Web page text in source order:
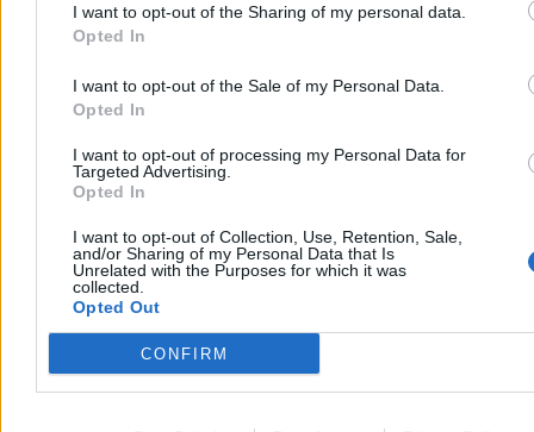
I want to opt-out of the Sharing of my personal data.
Opted In
I want to opt-out of the Sale of my Personal Data.
Opted In
I want to opt-out of processing my Personal Data for
Targeted Advertising.
Opted In
I want to opt-out of Collection, Use, Retention, Sale,
and/or Sharing of my Personal Data that Is
Unrelated with the Purposes for which it was
collected.
Opted Out
CONFIRM
Program SAFE. "80 proc. wydatków
będzie inwestycją w polski przemysł"